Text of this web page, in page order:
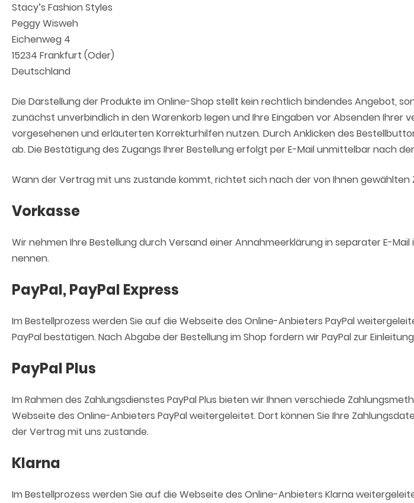
Stacy’s Fashion Styles
Peggy Wisweh
Eichenweg 4
15234 Frankfurt (Oder)
Deutschland
Die Darstellung der Produkte im Online-Shop stellt kein rechtlich bindendes Angebot,
zunächst unverbindlich in den Warenkorb legen und Ihre Eingaben vor Absenden Ihrer
vorgesehenen und erläuterten Korrekturhilfen nutzen. Durch Anklicken des
ab. Die Bestätigung des Zugangs Ihrer Bestellung erfolgt per E-Mail unmittelbar nach
Wann der Vertrag mit uns zustande kommt, richtet sich nach der von Ihnen gewählten
Vorkasse
Wir nehmen Ihre Bestellung durch Versand einer Annahmeerklärung in separater E-
nennen.
PayPal, PayPal Express
Im Bestellprozess werden Sie auf die Webseite des Online-Anbieters PayPal
PayPal bestätigen. Nach Abgabe der Bestellung im Shop fordern wir PayPal zur
PayPal Plus
Im Rahmen des Zahlungsdienstes PayPal Plus bieten wir Ihnen verschiede
Webseite des Online-Anbieters PayPal weitergeleitet. Dort können Sie Ihre
der Vertrag mit uns zustande.
Klarna
Im Bestellprozess werden Sie auf die Webseite des Online-Anbieters Klarna